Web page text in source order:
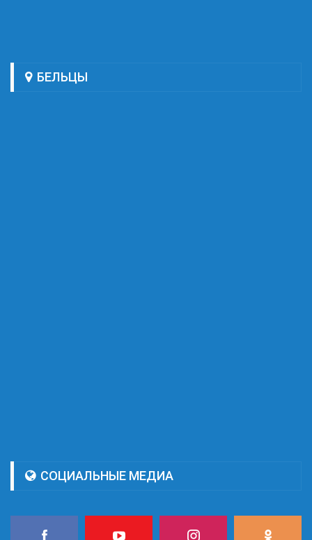
БЕЛЬЦЫ
СОЦИАЛЬНЫЕ МЕДИА